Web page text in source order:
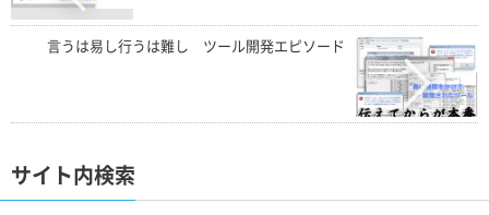
言うは易し行うは難し ツール開発エピソード
サイト内検索